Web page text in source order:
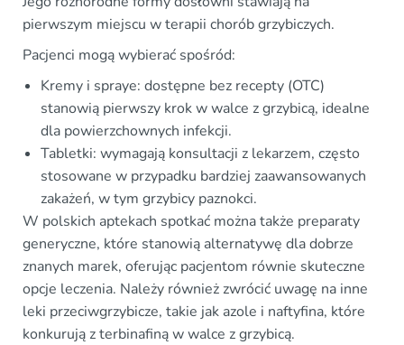
pierwszym miejscu w terapii chorób grzybiczych.
Pacjenci mogą wybierać spośród:
Kremy i spraye: dostępne bez recepty (OTC)
stanowią pierwszy krok w walce z grzybicą, idealne
dla powierzchownych infekcji.
Tabletki: wymagają konsultacji z lekarzem, często
stosowane w przypadku bardziej zaawansowanych
zakażeń, w tym grzybicy paznokci.
W polskich aptekach spotkać można także preparaty
generyczne, które stanowią alternatywę dla dobrze
znanych marek, oferując pacjentom równie skuteczne
opcje leczenia. Należy również zwrócić uwagę na inne
leki przeciwgrzybicze, takie jak azole i naftyfina, które
konkurują z terbinafiną w walce z grzybicą.